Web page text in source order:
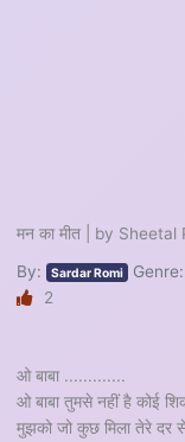
मन का मीत | by Sheetal
By: Sardar Romi
2
ओ बाबा .............
ओ बाबा तुमसे नहीं है कोई
मुझको जो कुछ मिला तेरे दर से